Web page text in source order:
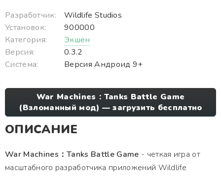
Разработчик:
Wildlife Studios
Установок:
900000
Категория:
Экшен
Версия:
0.3.2
Система:
Версия Андроид 9+
War Machines：Tanks Battle Game
(Взломанный мод) — загрузить бесплатно
ОПИСАНИЕ
War Machines：Tanks Battle Game - четкая игра от
масштабного разработчика приложений Wildlife